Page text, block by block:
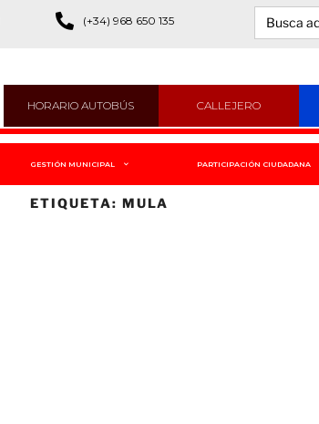
(+34) 968 650 135 Buscar:
HORARIO AUTOBÚS CALLEJERO
GESTIÓN MUNICIPAL PARTICIPACIÓN CIUDADANA
ETIQUETA: MULA